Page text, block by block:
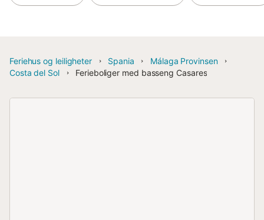
Feriehus og leiligheter Spania
Málaga Provinsen
Costa del Sol
Ferieboliger med basseng Casares